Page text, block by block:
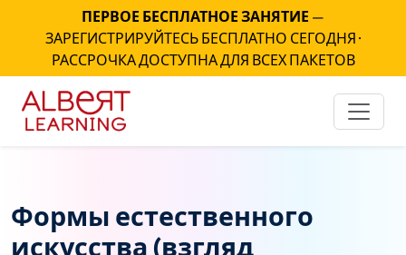
ПЕРВОЕ БЕСПЛАТНОЕ ЗАНЯТИЕ —
ЗАРЕГИСТРИРУЙТЕСЬ БЕСПЛАТНО СЕГОДНЯ ·
РАССРОЧКА ДОСТУПНА ДЛЯ ВСЕХ ПАКЕТОВ
Формы естественного
искусства (взгляд